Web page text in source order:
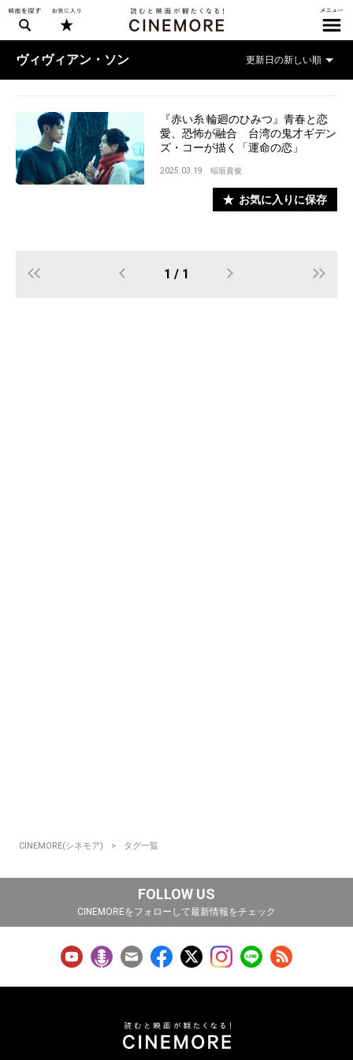
ヴィヴィアン・ソン
『赤い糸 輪廻のひみつ』青春と恋
愛、恐怖が融合 台湾の鬼才ギデン
ズ・コーが描く「運命の恋」
2025.03.19 稲垣貴俊
お気に入りに保存
1 / 1
CINEMORE(シネモア) タグ一覧
FOLLOW US
CINEMOREをフォローして最新情報をチェック